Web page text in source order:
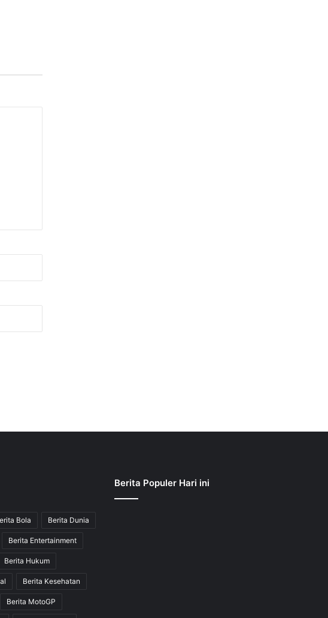
Bola Berita Dunia
Berita Entertainment
Berita Hukum
Berita Kesehatan
Berita MotoGP
Berita Populer Hari ini